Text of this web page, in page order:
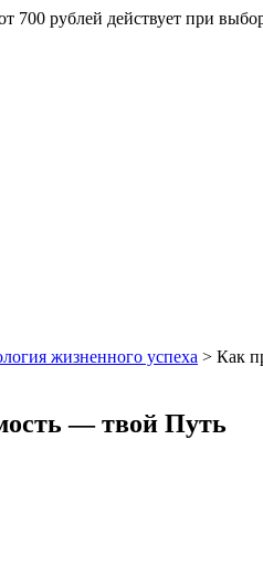
700 рублей действует при
жизненного успеха > Как
— твой Путь